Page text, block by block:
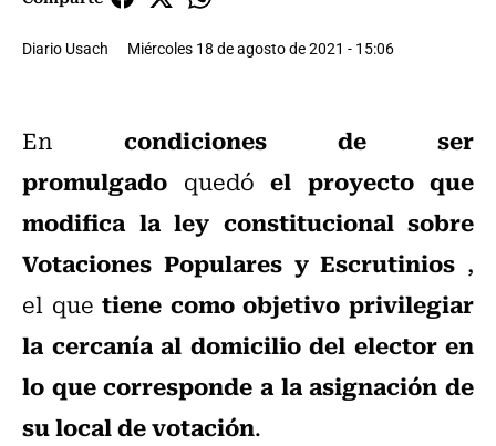
Diario Usach Miércoles 18 de agosto de 2021 - 15:06
En condiciones de ser
promulgado quedó el proyecto que
modifica la ley constitucional sobre
Votaciones Populares y Escrutinios ,
el quetiene como objetivo privilegiar
la cercanía al domicilio del elector en
lo que corresponde a la asignación de
su local de votación.